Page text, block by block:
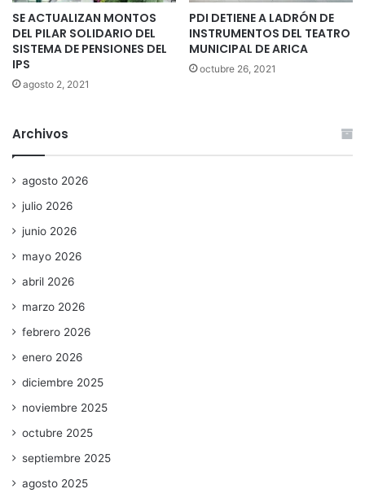
SE ACTUALIZAN MONTOS
DEL PILAR SOLIDARIO DEL
SISTEMA DE PENSIONES DEL
IPS
agosto 2, 2021
PDI DETIENE A LADRÓN DE
INSTRUMENTOS DEL TEATRO
MUNICIPAL DE ARICA
octubre 26, 2021
Archivos
agosto 2026
julio 2026
junio 2026
mayo 2026
abril 2026
marzo 2026
febrero 2026
enero 2026
diciembre 2025
noviembre 2025
octubre 2025
septiembre 2025
agosto 2025